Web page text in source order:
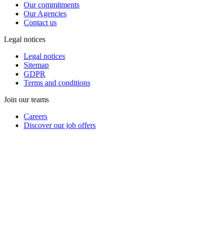
Our commitments
Our Agencies
Contact us
Legal notices
Legal notices
Sitemap
GDPR
Terms and conditions
Join our teams
Careers
Discover our job offers